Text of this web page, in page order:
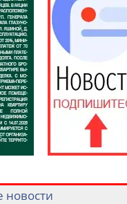
новости